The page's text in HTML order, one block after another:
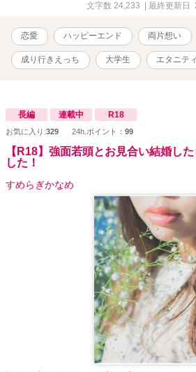
文字数 24,233 | 最終更新日
恋愛 ハッピーエンド 両片想い
成り行きえっち 大学生 エタニティ
長編 連載中 R18
お気に入り:329 24h.ポイント： 99
【R18】強面若頭とお見合い結婚し
した！
すめらぎかなめ